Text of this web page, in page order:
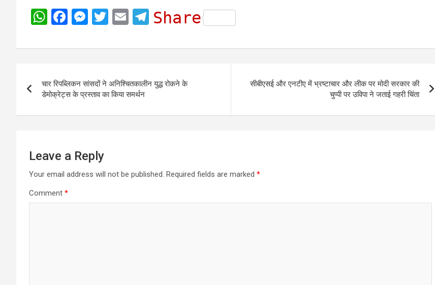
W
a
s
A
p
F
c
b
o
o
M
s
e
n
g
r
T
i
t
e
r
E
a
l
T
l
g
a
Share
navigation
चार रिपब्लिकन सांसदों ने अनिश्चितकालीन युद्ध रोकने के
डेमोक्रेट्स के प्रस्ताव का किया समर्थन
सीबीएसई और एनटीए में भ्रष्टाचार और लीक पर मोदी सरकार की
चुप्पी पर उविपा ने जताई गहरी चिंता
Leave a Reply
Your email address will not be published. Required fields are marked *
Comment *